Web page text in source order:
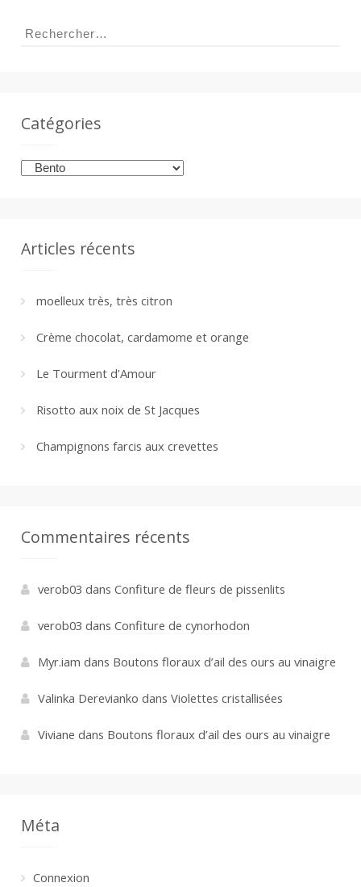
Rechercher :
Catégories
Catégories
Articles récents
moelleux très, très citron
Crème chocolat, cardamome et orange
Le Tourment d’Amour
Risotto aux noix de St Jacques
Champignons farcis aux crevettes
Commentaires récents
verob03 dans Confiture de fleurs de pissenlits
verob03 dans Confiture de cynorhodon
Myr.iam dans Boutons floraux d’ail des ours au vinaigre
Valinka Derevianko dans Violettes cristallisées
Viviane dans Boutons floraux d’ail des ours au vinaigre
Méta
Connexion